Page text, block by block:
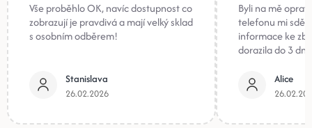
Vše proběhlo OK, navíc dostupnost co
zobrazují je pravdivá a mají velký sklad
s osobním odběrem!
Stanislava
26.02.2026
Byli na mě
telefonu mi
informace ke
dorazila do 3
Alice